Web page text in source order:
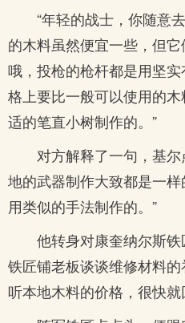
“年轻的战士，你随意
的木料虽然便宜一些，但
哦，投枪的枪杆都是用坚
格上要比一般可以使用的
适的笔直小树制作的。”
对方解释了一句，基
地的武器制作大致都是一
用类似的手法制作的。”
他转身对康奎纳尔斯
铁匠铺老板谈谈维修材料
听本地木料的价格，很快就